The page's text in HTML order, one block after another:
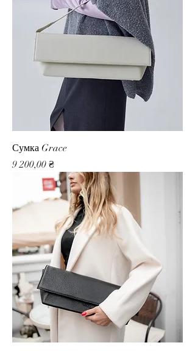
Сумка Grace
Ціна
9 200,00 ₴